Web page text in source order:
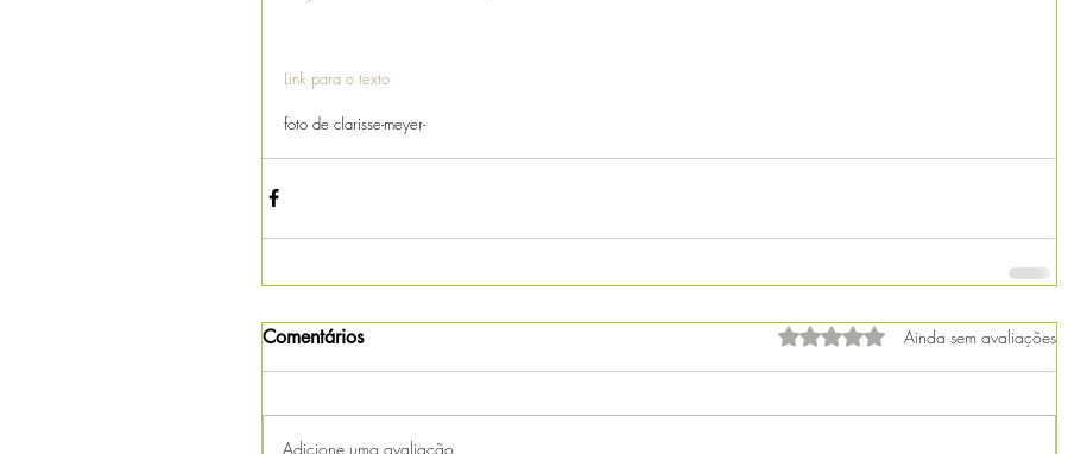
Link para o texto
foto de clarisse-meyer-
Comentários Avaliado com 0 de 5 estrelas.Ainda sem avaliações
Adicione uma avaliação